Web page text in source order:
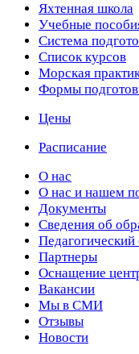
Яхтенная школа
Учебные
Cистема
Список курсов
Морская
Формы
Цены
Расписание
О нас
О нас и нашем
Документы
Сведения об
Педагогический
Партнеры
Оснащение
Вакансии
Мы в СМИ
Отзывы
Новости